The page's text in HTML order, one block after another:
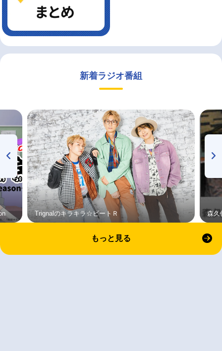
新着ラジオ番組
Trignalのキラキラ☆ビートＲ 森久
もっと見る